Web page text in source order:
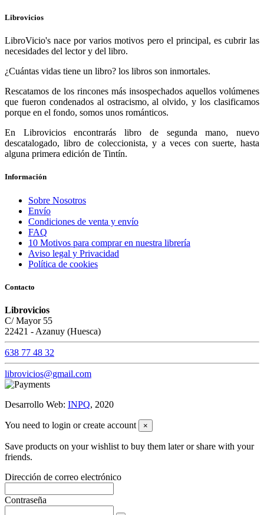
Librovicios
LibroVicio's nace por varios motivos pero el principal, es cubrir las
necesidades del lector y del libro.
¿Cuántas vidas tiene un libro? los libros son inmortales.
Rescatamos de los rincones más insospechados aquellos volúmenes
que fueron condenados al ostracismo, al olvido, y los clasificamos
porque en el fondo, somos unos románticos.
En Librovicios encontrarás libro de segunda mano, nuevo
descatalogado, libro de coleccionista, y a veces con suerte, hasta
alguna primera edición de Tintín.
Información
Sobre Nosotros
Envío
Condiciones de venta y envío
FAQ
10 Motivos para comprar en nuestra librería
Aviso legal y Privacidad
Política de cookies
Contacto
Librovicios
C/ Mayor 55
22421 - Azanuy (Huesca)
638 77 48 32
librovicios@gmail.com
Desarrollo Web: INPQ, 2020
You need to login or create account ×
Save products on your wishlist to buy them later or share with your
friends.
Dirección de correo electrónico
Contraseña